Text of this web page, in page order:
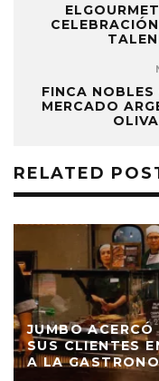
FINCA NOBLES
MERCADO
RELATED
JUMBO
SUS CLIENTES
A LA